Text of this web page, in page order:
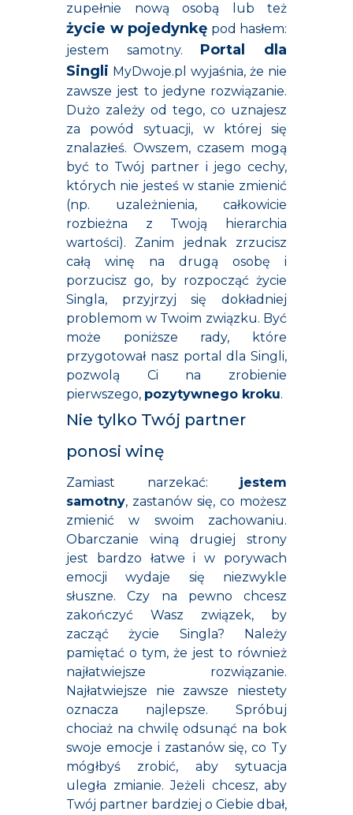
zupełnie nową osobą lub też
życie w pojedynkę pod hasłem:
jestem samotny. Portal dla
Singli MyDwoje.pl wyjaśnia, że nie
zawsze jest to jedyne rozwiązanie.
Dużo zależy od tego, co uznajesz
za powód sytuacji, w której się
znalazłeś. Owszem, czasem mogą
być to Twój partner i jego cechy,
których nie jesteś w stanie zmienić
(np. uzależnienia, całkowicie
rozbieżna z Twoją hierarchia
wartości). Zanim jednak zrzucisz
całą winę na drugą osobę i
porzucisz go, by rozpocząć życie
Singla, przyjrzyj się dokładniej
problemom w Twoim związku. Być
może poniższe rady, które
przygotował nasz portal dla Singli,
pozwolą Ci na zrobienie
pierwszego, pozytywnego kroku.
Nie tylko Twój partner
ponosi winę
Zamiast narzekać: jestem
samotny, zastanów się, co możesz
zmienić w swoim zachowaniu.
Obarczanie winą drugiej strony
jest bardzo łatwe i w porywach
emocji wydaje się niezwykle
słuszne. Czy na pewno chcesz
zakończyć Wasz związek, by
zacząć życie Singla? Należy
pamiętać o tym, że jest to również
najłatwiejsze rozwiązanie.
Najłatwiejsze nie zawsze niestety
oznacza najlepsze. Spróbuj
chociaż na chwilę odsunąć na bok
swoje emocje i zastanów się, co Ty
mógłbyś zrobić, aby sytuacja
uległa zmianie. Jeżeli chcesz, aby
Twój partner bardziej o Ciebie dbał,